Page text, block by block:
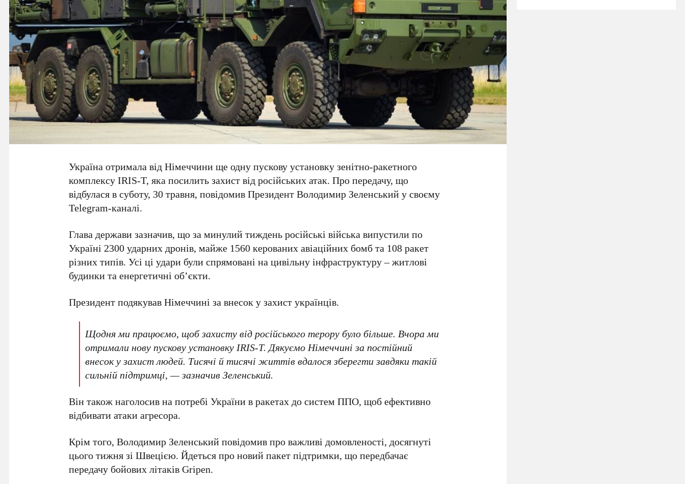
Україна отримала від Німеччини ще одну пускову установку зенітно-ракетного
комплексуIRIS-T, яка посилить захист від російських атак. Про передачу, що
відбулася в суботу, 30 травня, повідомив ПрезидентВолодимир Зеленськийу своєму
Telegram-каналі.
Глава держави зазначив, що за минулий тиждень російські війська випустили по
Україні2300ударних дронів, майже 1560керованих авіаційних бомб та 108ракет
різних типів. Усі ці удари були спрямовані на цивільну інфраструктуру – житлові
будинки та енергетичні об’єкти.
Президент подякував Німеччині за внесок у захист українців.
Щодня ми працюємо, щоб захисту від російського терору було більше. Вчора ми
отримали нову пускову установку IRIS-T. Дякуємо Німеччині за постійний
внесок у захист людей. Тисячі й тисячі життів вдалося зберегти завдяки такій
сильній підтримці, — зазначивЗеленський.
Він також наголосив на потребі України в ракетах до систем ППО, щоб ефективно
відбивати атаки агресора.
Крім того,Володимир Зеленськийповідомив про важливі домовленості, досягнуті
цього тижня зі Швецією. Йдеться про новий пакет підтримки, що передбачає
передачу бойових літаківGripen.